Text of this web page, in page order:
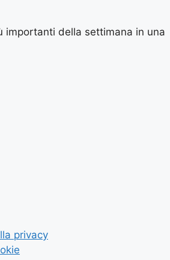
importanti della settimana in una
privacy